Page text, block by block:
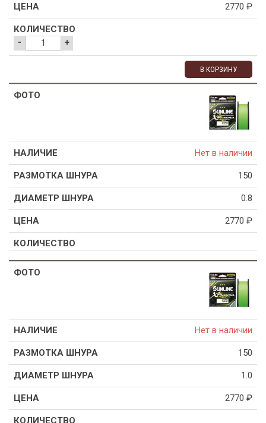
2770 ₽
- +
В КОРЗИНУ
Нет в наличии
150
0.8
2770 ₽
Нет в наличии
150
1.0
2770 ₽